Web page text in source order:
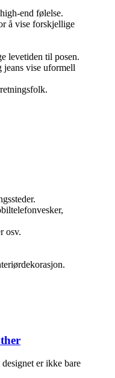
end følelse.
å vise forskjellige
levetiden til posen.
jeans vise uformell
osv.
er ikke bare